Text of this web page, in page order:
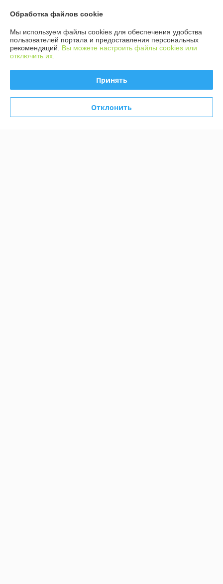
Купить
О нас
92% положительных из 13 отзывов за год
Компания продает наDeal.by
Обработка файлов cookie
Мы используем файлы cookies для обеспечения удобства
пользователей портала и предоставления персональных
рекомендаций. Вы можете настроить файлы cookies или
отключить их.
Принять
Отклонить